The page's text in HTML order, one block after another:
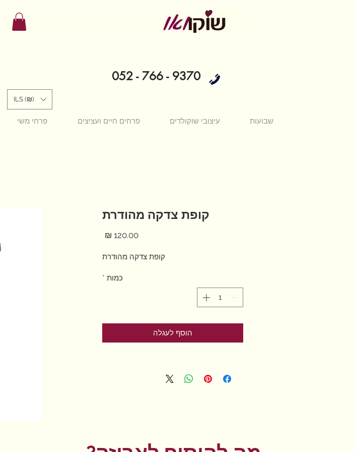
052 - 766 - 9370
ILS (₪)
פרחי משי פרחים חיים ועציצים עיצובי שוקולדים שבועות
קופת צדקה מהודרת
קופת צדקה מהודרת
כמות *
הוסף לעגלה